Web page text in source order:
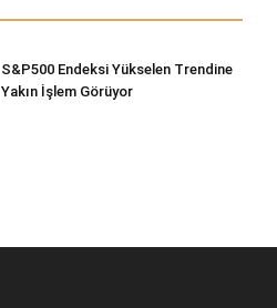
S&P500 Endeksi Yükselen Trendine
Yakın İşlem Görüyor